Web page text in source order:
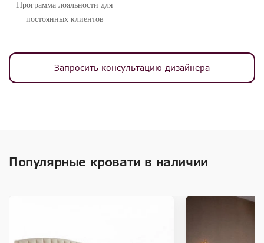
Программа лояльности для
постоянных клиентов
Запросить консультацию дизайнера
Популярные кровати в наличии